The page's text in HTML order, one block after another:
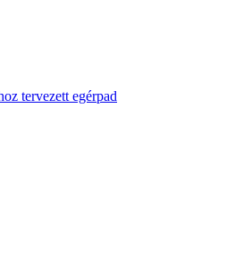
tervezett egérpad